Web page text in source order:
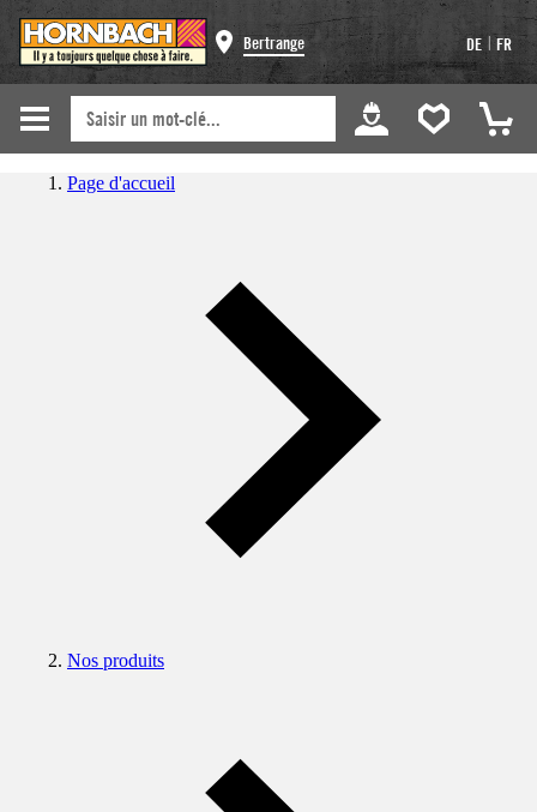
Bertrange DE | FR
Page d'accueil
Nos produits